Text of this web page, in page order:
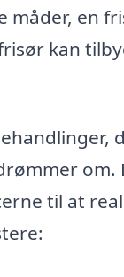
måder, en
kan
til at